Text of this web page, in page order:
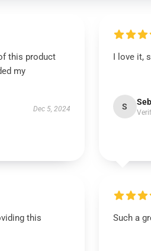
this product
my
Dec 5, 2024
I love it,
S
this
Such a